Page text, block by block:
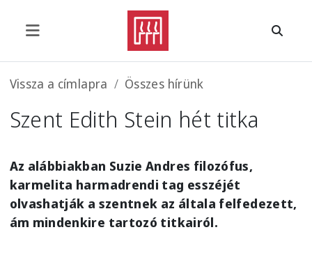
Morzsa
Vissza a címlapra Összes hírünk
Szent Edith Stein hét titka
Az alábbiakban Suzie Andres filozófus,
karmelita harmadrendi tag esszéjét
olvashatják a szentnek az általa felfedezett,
ám mindenkire tartozó titkairól.